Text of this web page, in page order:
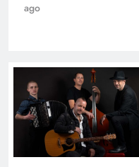
ago